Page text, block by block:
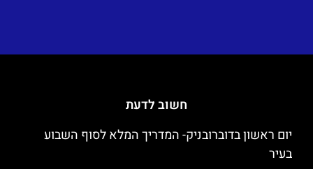
חשוב לדעת
יום ראשון בדוברובניק- המדריך המלא לסוף השבוע
בעיר